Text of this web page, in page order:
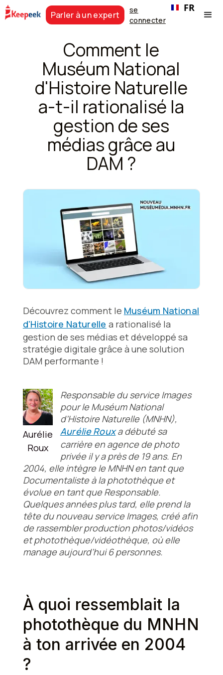
Parler à un expert
se
connecter
FR
Comment le
Muséum National
d'Histoire Naturelle
a-t-il rationalisé la
gestion de ses
médias grâce au
DAM ?
Découvrez comment le Muséum National
d'Histoire Naturelle a rationalisé la
gestion de ses médias et développé sa
stratégie digitale grâce à une solution
DAM performante !
Aurélie
Roux
Responsable du service Images
pour le Muséum National
d’Histoire Naturelle (MNHN),
Aurélie Rouxa débuté sa
carrière en agence de photo
privée il y a près de 19 ans. En
2004, elle intègre le MNHN en tant que
Documentaliste à la photothèque et
évolue en tant que Responsable.
Quelques années plus tard, elle prend la
tête du nouveau service Images, créé afin
de rassembler production photos/vidéos
et photothèque/vidéothèque, où elle
manage aujourd’hui 6 personnes.
À quoi ressemblait la
photothèque du MNHN
à ton arrivée en 2004
?